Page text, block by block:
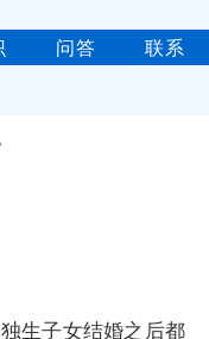
问答 联系
生子女结婚之后都